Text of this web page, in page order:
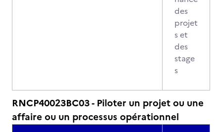
des
projet
s et
des
stage
s
RNCP40023BC03 - Piloter un projet ou une
affaire ou un processus opérationnel